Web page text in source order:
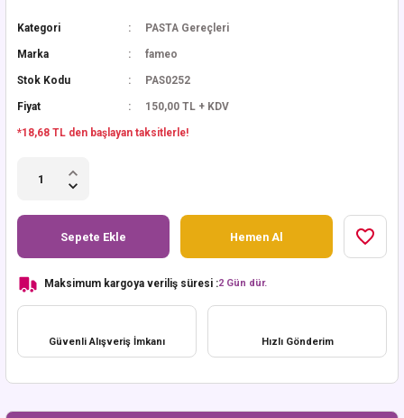
Kategori PASTA Gereçleri
Marka fameo
Stok Kodu PAS0252
Fiyat 150,00 TL + KDV
*18,68 TL den başlayan taksitlerle!
Sepete Ekle Hemen Al
Maksimum kargoya veriliş süresi :2 Gün dür.
Güvenli Alışveriş İmkanı Hızlı Gönderim